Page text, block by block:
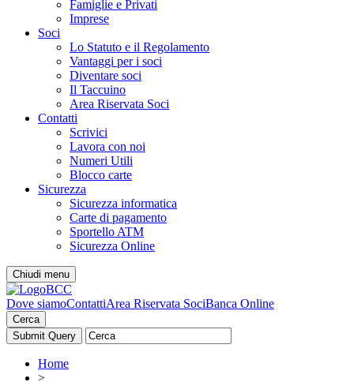
Famiglie e Privati
Imprese
Soci
Lo Statuto e il Regolamento
Vantaggi per i soci
Diventare soci
Il Taccuino
Area Riservata Soci
Contatti
Scrivici
Lavora con noi
Numeri Utili
Blocco carte
Sicurezza
Sicurezza informatica
Carte di pagamento
Sportello ATM
Sicurezza Online
Chiudi menu
Dove siamoContattiArea Riservata SociBanca Online
Cerca
Home
>